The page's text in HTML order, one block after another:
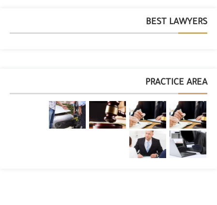
BEST LAWYERS
PRACTICE AREA